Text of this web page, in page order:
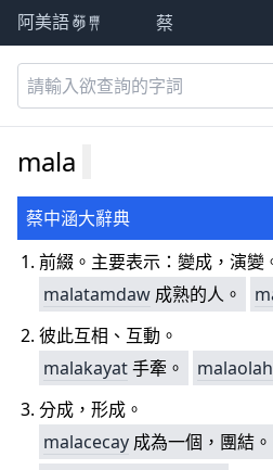
阿美語萌典 蔡
mala
蔡中涵大辭典
前綴。主要表示：變成，演變
malatamdaw 成熟的人。
彼此互相、互動。
malakayat手牽。 malaolah
分成，形成。
malacecay 成為一個，團結。